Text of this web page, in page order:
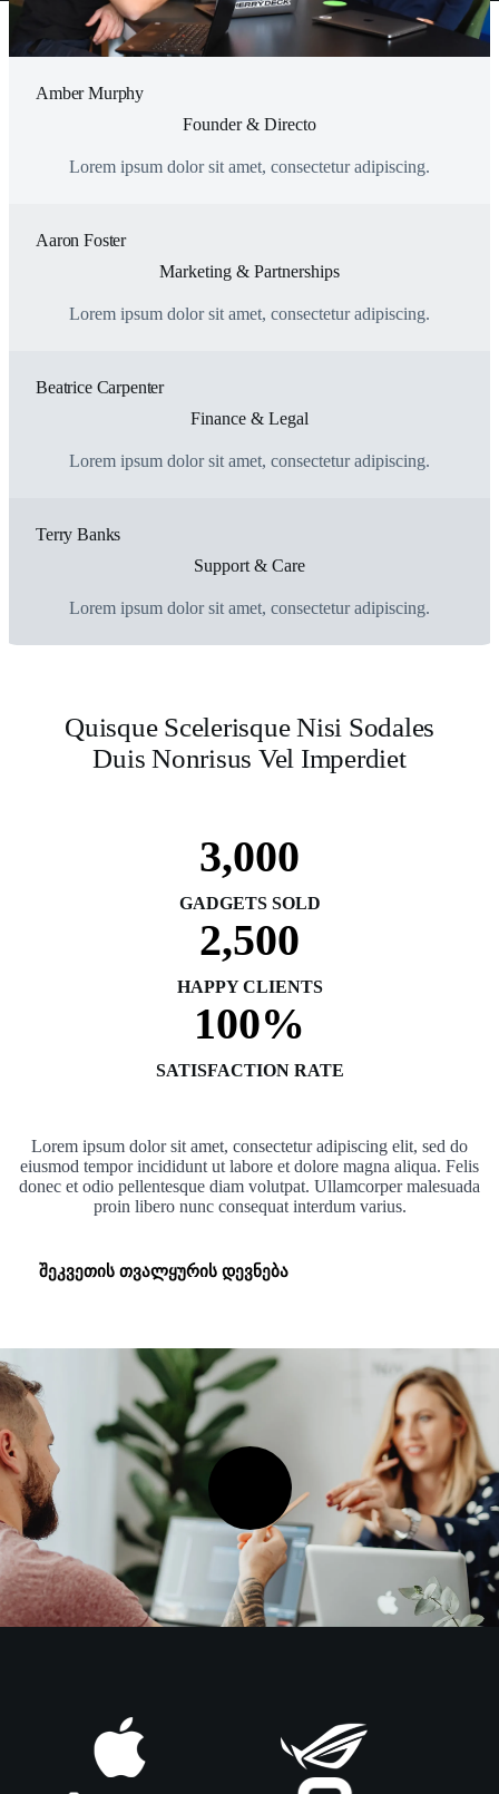
Amber Murphy
Founder & Directo
Lorem ipsum dolor sit amet, consectetur adipiscing.
Aaron Foster
Marketing & Partnerships
Lorem ipsum dolor sit amet, consectetur adipiscing.
Beatrice Carpenter
Finance & Legal
Lorem ipsum dolor sit amet, consectetur adipiscing.
Terry Banks
Support & Care
Lorem ipsum dolor sit amet, consectetur adipiscing.
Quisque Scelerisque Nisi Sodales
Duis Nonrisus Vel Imperdiet
3,000
GADGETS SOLD
2,500
HAPPY CLIENTS
100%
SATISFACTION RATE
Lorem ipsum dolor sit amet, consectetur adipiscing elit, sed do
eiusmod tempor incididunt ut labore et dolore magna aliqua. Felis
donec et odio pellentesque diam volutpat. Ullamcorper malesuada
proin libero nunc consequat interdum varius.
შეკვეთის თვალყურის დევნება